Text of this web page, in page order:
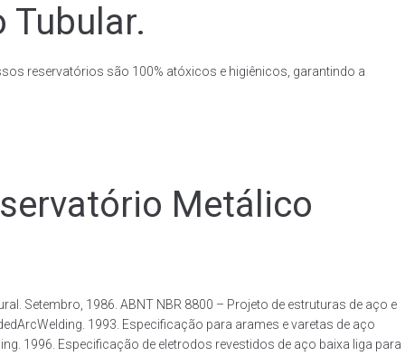
Tubular.
reservatórios são 100% atóxicos e higiênicos, garantindo a
Metálico
Setembro, 1986. ABNT NBR 8800 – Projeto de estruturas de aço e
1993. Especificação para arames e varetas de aço
1996. Especificação de eletrodos revestidos de aço baixa liga para